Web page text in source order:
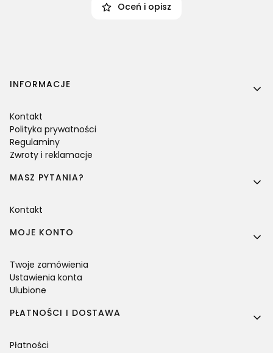
Oceń i opisz
Linki w stopce
INFORMACJE
Kontakt
Polityka prywatności
Regulaminy
Zwroty i reklamacje
MASZ PYTANIA?
Kontakt
MOJE KONTO
Twoje zamówienia
Ustawienia konta
Ulubione
PŁATNOŚCI I DOSTAWA
Płatności